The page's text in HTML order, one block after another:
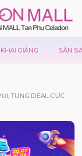
GIẢNG SĂN
TUNG DEAL CỰC